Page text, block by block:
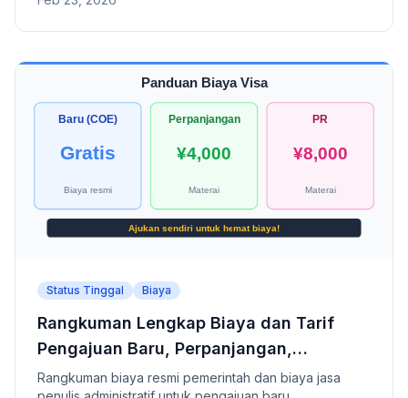
Status Tinggal Biaya
Rangkuman Lengkap Biaya dan Tarif
Pengajuan Baru, Perpanjangan,
Perubahan Status Tinggal Jepang
Rangkuman biaya resmi pemerintah dan biaya jasa